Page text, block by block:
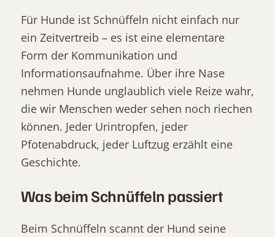
Für Hunde ist Schnüffeln nicht einfach nur
ein Zeitvertreib – es ist eine elementare
Form der Kommunikation und
Informationsaufnahme. Über ihre Nase
nehmen Hunde unglaublich viele Reize wahr,
die wir Menschen weder sehen noch riechen
können. Jeder Urintropfen, jeder
Pfotenabdruck, jeder Luftzug erzählt eine
Geschichte.
Was beim Schnüffeln passiert
Beim Schnüffeln scannt der Hund seine